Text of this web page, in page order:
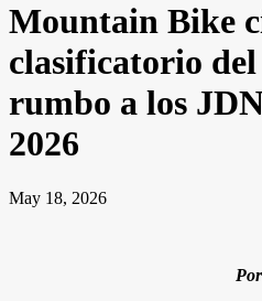
Mountain Bike
clasificatorio
rumbo a los
2026
May 18, 2026